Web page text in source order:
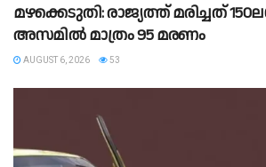
മഴക്കെടുതി: രാജ്യത്ത് മരിച്ചത്
അസമിൽ മാത്രം 95 മരണം
AUGUST 6, 2026 53